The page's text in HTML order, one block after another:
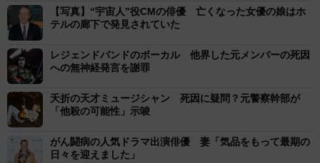
【写真】“宇宙人”役CMの俳優 亡くなった女優の娘はホ
テルの廊下で発見されていた
レジェンドバンドのボーカル 他界した元メンバーの死因
への無神経発言を謝罪
夭折の天才ミュージシャン 死因に疑問？元警察幹部が
「他殺の可能性」示唆
がん闘病の人気ドラマ出演俳優 妻「気品をもって最期の
日々を迎えました」